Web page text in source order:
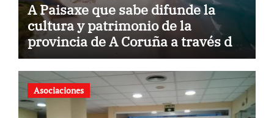
A Paisaxe que sabe difunde la
cultura y patrimonio de la
provincia de A Coruña a través de
su gastronomía
Asociaciones